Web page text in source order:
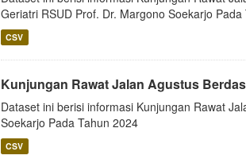
Geriatri RSUD Prof. Dr. Margono Soekarjo
CSV
Kunjungan Rawat Jalan Agustus
Dataset ini berisi informasi Kunjungan Rawat
Soekarjo Pada Tahun 2024
CSV